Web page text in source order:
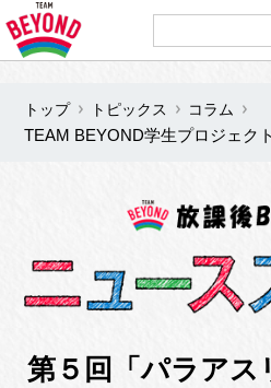
トップ トピックス
コラム
TEAM BEYOND学生プロジェク
第５回「パラアス